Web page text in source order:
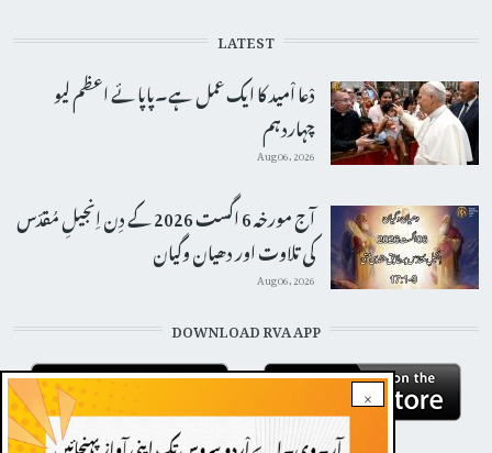
×
LATEST
دْعا اْمید کا ایک عمل ہے۔پاپائے اعظم لیو
چہاردہم
Aug 06, 2026
آج مورخہ 6 اگست 2026 کے دِن اِنجیلِ مُقدّس
کی تلاوت اور دھیان وگیان
Aug 06, 2026
DOWNLOAD RVA APP